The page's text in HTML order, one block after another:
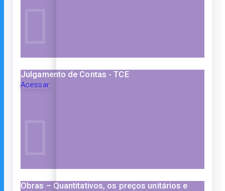
Julgamento de Contas - TCE
Acessar
Obras – Quantitativos, os preços unitários e